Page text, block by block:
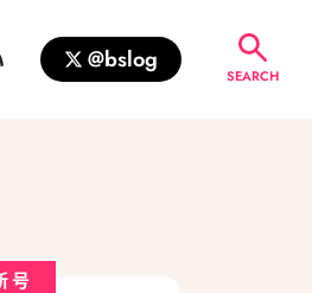
@bslog
SEARCH
号